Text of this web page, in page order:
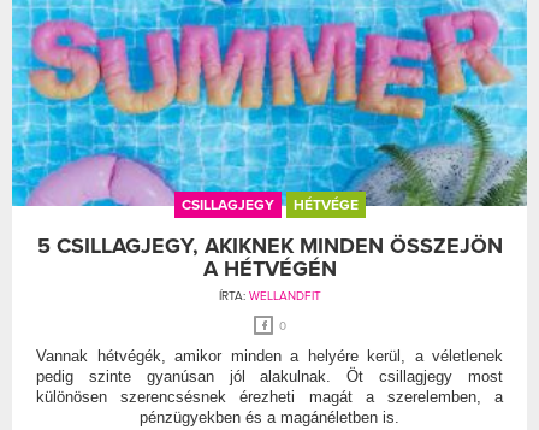
CSILLAGJEGY HÉTVÉGE
5 CSILLAGJEGY, AKIKNEK MINDEN ÖSSZEJÖN
A HÉTVÉGÉN
ÍRTA: WELLANDFIT
0
Vannak hétvégék, amikor minden a helyére kerül, a véletlenek
pedig szinte gyanúsan jól alakulnak. Öt csillagjegy most
különösen szerencsésnek érezheti magát a szerelemben, a
pénzügyekben és a magánéletben is.